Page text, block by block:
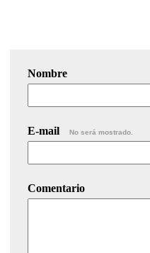
Nombre
E-mail No será mostrado.
Comentario